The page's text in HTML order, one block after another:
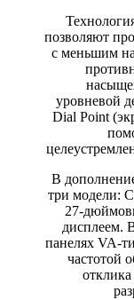
позволяют
с меньшим
уровневой
Dial Point
В
три модели:
27-
дисплеем.
панелях VA-
частотой